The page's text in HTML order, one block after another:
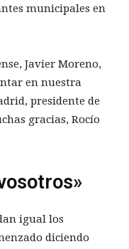
municipales en
Javier Moreno,
en nuestra
presidente de
gracias, Rocío
igual los
diciendo